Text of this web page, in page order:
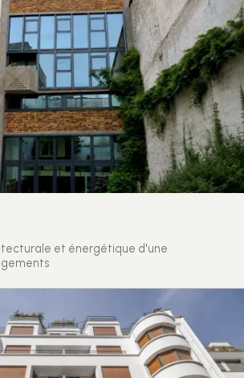
et énergétique d'une